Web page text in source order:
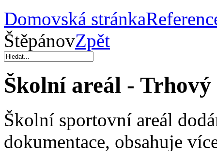
Domovská stránka
ŠtěpánovZpět
Školní areál - Trhový
Školní sportovní areál
dokumentace, obsahuje